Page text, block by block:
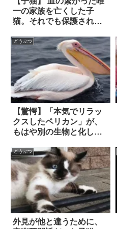
一の家族を亡くした子
猫。それでも保護された
って…やがて幸せを掴ん
だ！！
どうぶつ
【驚愕】「本気でリラッ
クスしたペリカン」が、
もはや別の生物と化して
どうぶつ
外見が他と違うために、